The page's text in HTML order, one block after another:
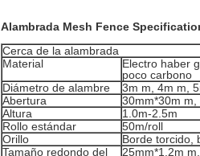
Alambrada Mesh Fence
Cerca de la alambrada
Material
Electro haber
poco carbono
Diámetro de alambre
3m m, 4m m,
Abertura
30mm*30m
Altura
1.0m-2.5m
Rollo estándar
50m/roll
Orillo
Borde torcido,
Tamaño redondo del
25mm*1.2m